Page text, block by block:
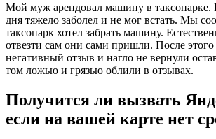
Мой муж арендовал машину в таксопарке.
дня тяжело заболел и не мог встать. Мы
таксопарк хотел забрать машину.
отвезти сам они сами пришли. После этого
негативный отзыв и нагло не вернули
том ложью и грязью облили в отзывах.
Получится ли вызвать
если на вашей карте нет